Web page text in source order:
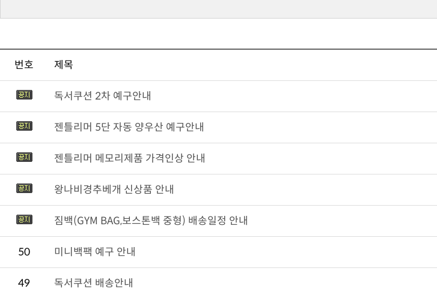
번호 제목
독서쿠션 2차 예구안내
젠틀리머 5단 자동 양우산 예구안내
젠틀리머 메모리제품 가격인상 안내
왕나비경추베개 신상품 안내
짐백(GYM BAG,보스톤백 중형) 배송일정 안내
50 미니백팩 예구 안내
49 독서쿠션 배송안내